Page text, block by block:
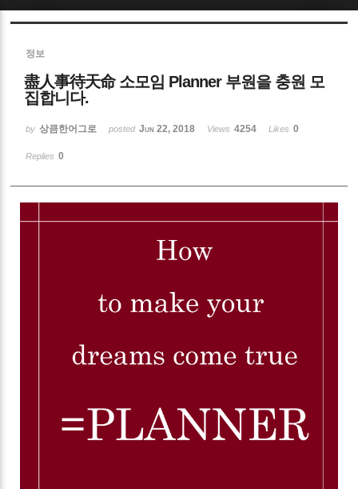
정보
盡人事待天命 소모임 Planner 부원을 충원 모
집합니다.
by 상큼한어그로 posted Jun 22, 2018 Views 4254 Likes 0
Replies 0
Sketchbook5, 스케치북5
Sketchbook5, 스케치북5